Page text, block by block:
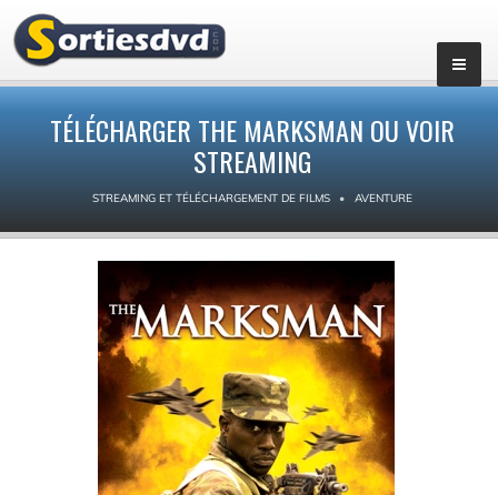
TÉLÉCHARGER THE MARKSMAN OU VOIR
STREAMING
STREAMING ET TÉLÉCHARGEMENT DE FILMS AVENTURE